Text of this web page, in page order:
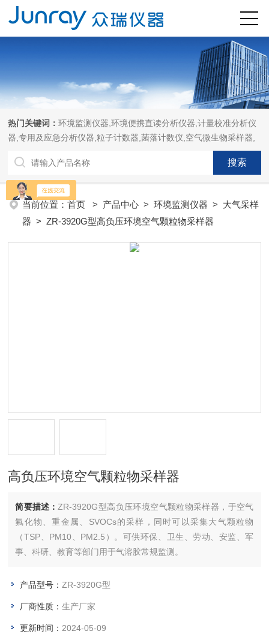
热门关键词：环境监测仪器,环境便携直读分析仪器,计量校准分析仪
器,专用及应急分析仪器,粒子计数器,菌落计数仪,空气微生物采样器,
当前位置：首页 > 产品中心 >环境监测仪器 > 大气采样
器 > ZR-3920G型高负压环境空气颗粒物采样器
高负压环境空气颗粒物采样器
简要描述： ZR-3920G型高负压环境空气颗粒物采样器，于空气
氟化物、重金属、SVOCs的采样，同时可以采集大气颗粒物
（TSP、PM10、PM2.5）。可供环保、卫生、劳动、安监、军
事、科研、教育等部门用于气溶胶常规监测。
产品型号：ZR-3920G型
厂商性质：生产厂家
更新时间： 2024-05-09